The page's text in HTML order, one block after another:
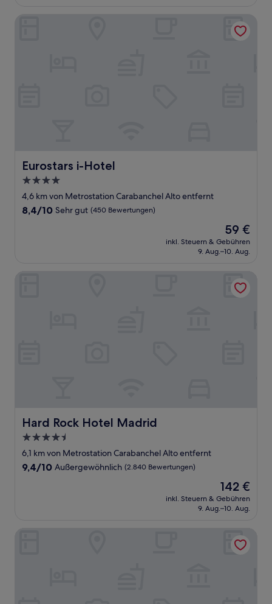
Bewertungen)
Eurostars i-Hotel
Eurostars i-Hotel
4.0-
Sterne-
Unterkunft
4,6 km von Metrostation Carabanchel Alto entfernt
8.4
Bewertungen)
8,4/10 Sehr gut (450 Bewertungen)
Der
Preis
beträgt
59 €
inkl. Steuern & Gebühren
9. Aug.–10. Aug.
Hard Rock Hotel Madrid
Hard Rock Hotel Madrid
4.5-
Sterne-
Unterkunft
6,1 km von Metrostation Carabanchel Alto entfernt
9.4
9,4/10 Außergewöhnlich (2.840 Bewertungen)
Der
Preis
beträgt
142 €
inkl. Steuern & Gebühren
9. Aug.–10. Aug.